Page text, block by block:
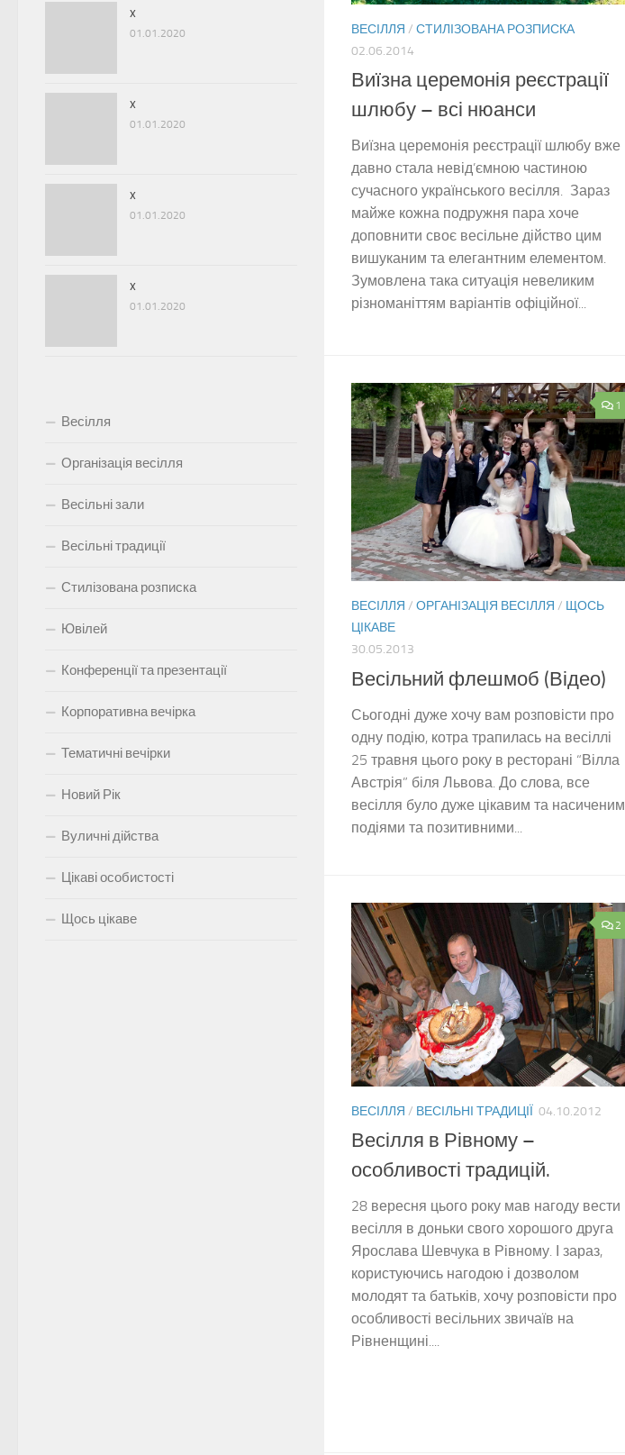
ВЕСІЛЛЯ / СТИЛІЗОВАНА РОЗПИСКА
02.06.2014
Виїзна церемонія реєстрації
шлюбу – всі нюанси
Виїзна церемонія реєстрації шлюбу вже
давно стала невід’ємною частиною
сучасного українського весілля. Зараз
майже кожна подружня пара хоче
доповнити своє весільне дійство цим
вишуканим та елегантним елементом.
Зумовлена така ситуація невеликим
різноманіттям варіантів офіційної...
1
ВЕСІЛЛЯ / ОРГАНІЗАЦІЯ ВЕСІЛЛЯ / ЩОСЬ
ЦІКАВЕ
30.05.2013
Весільний флешмоб (Відео)
Сьогодні дуже хочу вам розповісти про
одну подію, котра трапилась на весіллі
25 травня цього року в ресторані “Вілла
Австрія” біля Львова. До слова, все
весілля було дуже цікавим та насиченим
подіями та позитивними...
2
ВЕСІЛЛЯ / ВЕСІЛЬНІ ТРАДИЦІЇ 04.10.2012
Весілля в Рівному –
особливості традицій.
28 вересня цього року мав нагоду вести
весілля в доньки свого хорошого друга
Ярослава Шевчука в Рівному. І зараз,
користуючись нагодою і дозволом
молодят та батьків, хочу розповісти про
особливості весільних звичаїв на
Рівненщині....
x
01.01.2020
x
01.01.2020
x
01.01.2020
x
01.01.2020
Весілля
Організація весілля
Весільні зали
Весільні традиції
Стилізована розписка
Ювілей
Конференції та презентації
Корпоративна вечірка
Тематичні вечірки
Новий Рік
Вуличні дійства
Цікаві особистості
Щось цікаве